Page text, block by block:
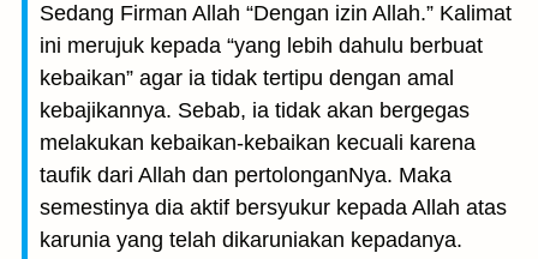
Sedang Firman Allah “Dengan izin Allah.” Kalimat
ini merujuk kepada “yang lebih dahulu berbuat
kebaikan” agar ia tidak tertipu dengan amal
kebajikannya. Sebab, ia tidak akan bergegas
melakukan kebaikan-kebaikan kecuali karena
taufik dari Allah dan pertolonganNya. Maka
semestinya dia aktif bersyukur kepada Allah atas
karunia yang telah dikaruniakan kepadanya.